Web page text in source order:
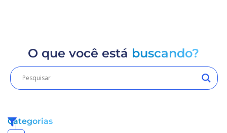
O que você está buscando?
Categorias